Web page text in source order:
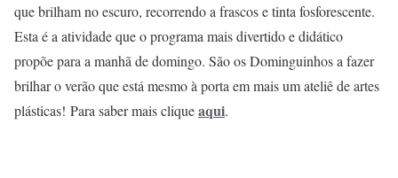
que brilham no escuro, recorrendo a frascos e tinta fosforescente.
Esta é a atividade que o programa mais divertido e didático
propõe para a manhã de domingo. São os Dominguinhos a fazer
brilhar o verão que está mesmo à porta em mais um ateliê de artes
plásticas! Para saber mais cliqueaqui.